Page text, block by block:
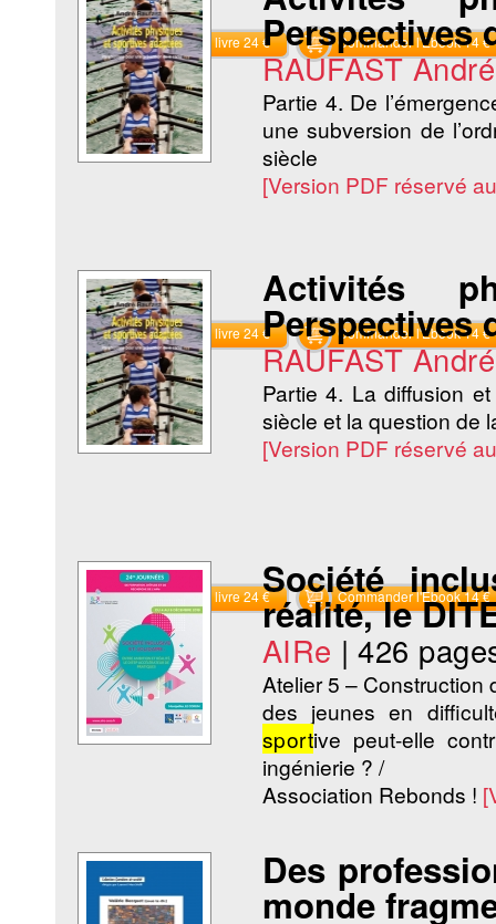
Commander le livre 24 € Commander l'Ebook 14 €
Perspectives
RAUFAST André
Partie 4. De
une subversion de
siècle
[Version PDF réservé
Commander le livre 24 € Commander l'Ebook 14 €
Activités
Perspectives
RAUFAST André
Partie 4. La diffusion
siècle et la question de
[Version PDF réservé
Commander le livre 24 € Commander l'Ebook 14 €
Société
réalité, le
AIRe |426
Atelier 5 – Construction
des jeunes en
sportive peut-elle
ingénierie ? /
Association Rebonds !
Des
monde